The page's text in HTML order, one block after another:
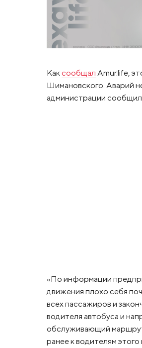
Как сообщал Amur.life,
Шимановского. Аварий
администрации
«По информации
движения плохо себя
всех пассажиров и
водителя автобуса и
обслуживающий
ранее к водителям